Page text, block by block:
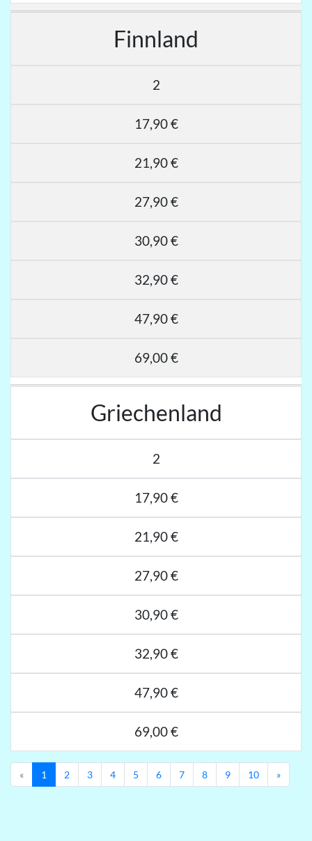
Finnland
2
17,90 €
21,90 €
27,90 €
30,90 €
32,90 €
47,90 €
69,00 €
Griechenland
2
17,90 €
21,90 €
27,90 €
30,90 €
32,90 €
47,90 €
69,00 €
« Previous
1 2 3 4 5 6 7 8 9 10 »Next